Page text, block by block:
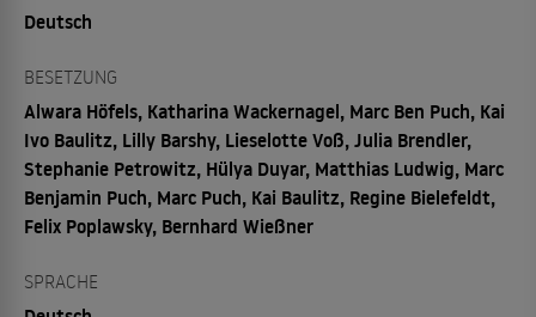
Deutsch
BESETZUNG
Alwara Höfels, Katharina Wackernagel, Marc Ben Puch, Kai
Ivo Baulitz, Lilly Barshy, Lieselotte Voß, Julia Brendler,
Stephanie Petrowitz, Hülya Duyar, Matthias Ludwig, Marc
Benjamin Puch, Marc Puch, Kai Baulitz, Regine Bielefeldt,
Felix Poplawsky, Bernhard Wießner
SPRACHE